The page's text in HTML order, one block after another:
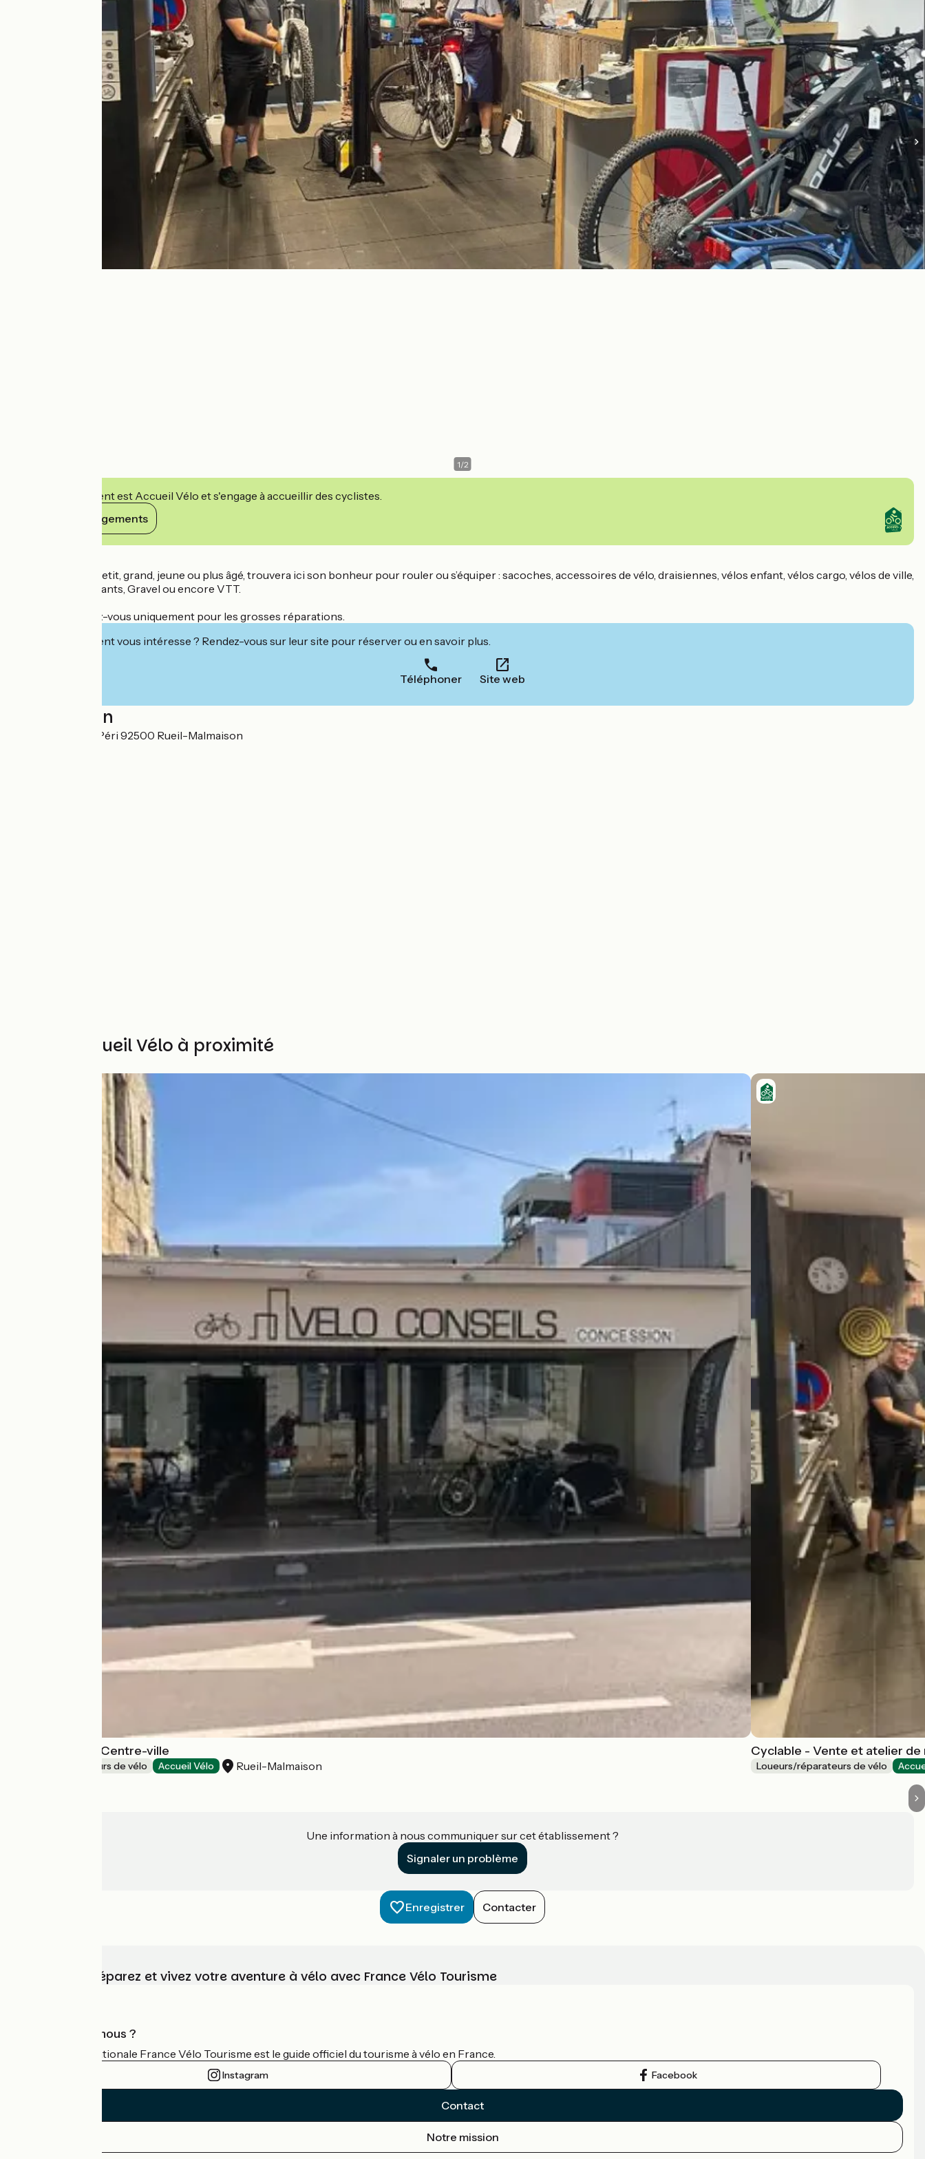
1/2
Cet établissement est Accueil Vélo et s'engage à accueillir des cyclistes.
Voir ses engagements
Chaque cycliste, petit, grand, jeune ou plus âgé, trouvera ici son bonheur pour rouler ou s’équiper : sacoches, accessoires de vélo, draisiennes, vélos enfant, vélos cargo, vélos de ville,
randonneuses, pliants, Gravel ou encore VTT.
=> Prise de rendez-vous uniquement pour les grosses réparations.
Cet établissement vous intéresse ? Rendez-vous sur leur site pour réserver ou en savoir plus.
Téléphoner Site web
Localisation
5 avenue Gabriel Péri 92500 Rueil-Malmaison
Autres Accueil Vélo à proximité
Vélo Conseils - Centre-ville
Loueurs/réparateurs de vélo Accueil Vélo Rueil-Malmaison
Cyclable - Vente et atelier
Loueurs/réparateurs de vélo
Une information à nous communiquer sur cet établissement ?
Signaler un problème
Enregistrer Contacter
Choisissez, préparez et vivez votre aventure à vélo avec France Vélo Tourisme
Qui sommes-nous ?
L'association nationale France Vélo Tourisme est le guide officiel du tourisme à vélo en France.
Instagram Facebook
Contact
Notre mission